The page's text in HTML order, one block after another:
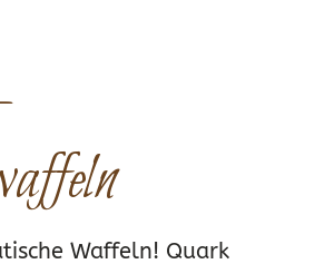
Waffeln! Quark